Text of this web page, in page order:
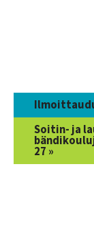
Soitin- ja
27 »